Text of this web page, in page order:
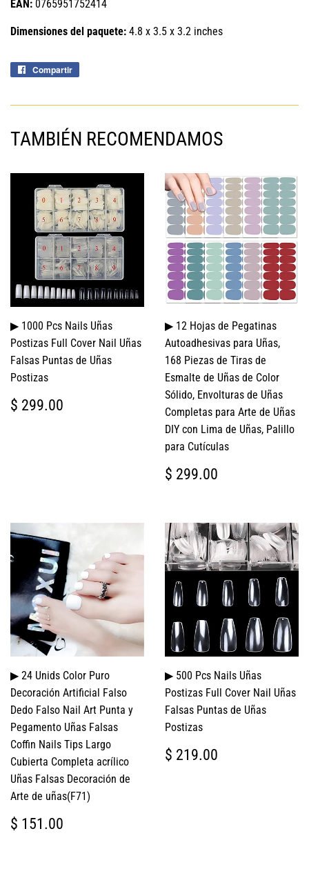
EAN: 0765951752414
Dimensiones del paquete: 4.8 x 3.5 x 3.2 inches
Compartir
TAMBIÉN RECOMENDAMOS
▶ 1000 Pcs Nails Uñas
Postizas Full Cover Nail Uñas
Falsas Puntas de Uñas
Postizas
PRECIO
HABITUAL
$ 299.00
▶ 12 Hojas de Pegatinas
Autoadhesivas para Uñas,
168 Piezas de Tiras de
Esmalte de Uñas de Color
Sólido, Envolturas de Uñas
Completas para Arte de Uñas
DIY con Lima de Uñas, Palillo
para Cutículas
PRECIO
HABITUAL
$ 299.00
▶ 24 Unids Color Puro
Decoración Artificial Falso
Dedo Falso Nail Art Punta y
Pegamento Uñas Falsas
Coffin Nails Tips Largo
Cubierta Completa acrílico
Uñas Falsas Decoración de
Arte de uñas(F71)
PRECIO
HABITUAL
$ 151.00
▶ 500 Pcs Nails Uñas
Postizas Full Cover Nail Uñas
Falsas Puntas de Uñas
Postizas
PRECIO
HABITUAL
$ 219.00